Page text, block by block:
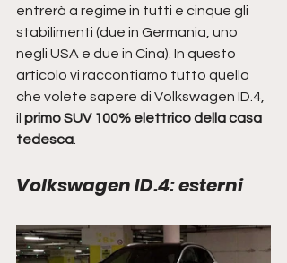
entrerà a regime in tutti e cinque gli
stabilimenti (due in Germania, uno
negli USA e due in Cina). In questo
articolo vi raccontiamo tutto quello
che volete sapere di Volkswagen ID.4,
il primo SUV 100% elettrico della casa
tedesca
Volkswagen ID.4: esterni